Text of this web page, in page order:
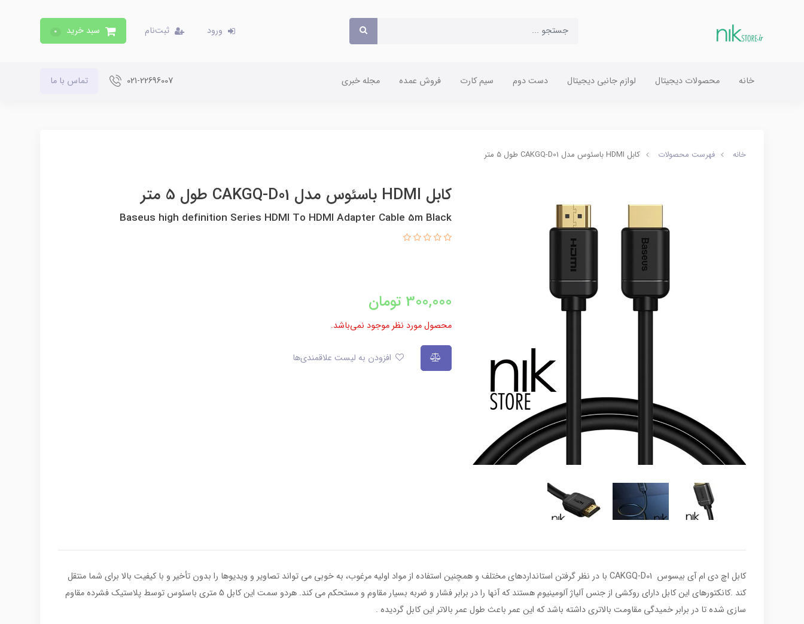
ورود ثبت‌نام سبد خرید 0
خانه محصولات دیجیتال لوازم جانبی دیجیتال دست دوم سیم کارت فروش عمده مجله خبری 021-22696007 تماس با ما
خانه فهرست محصولات کابل HDMI باسئوس مدل CAKGQ-D01 طول 5 متر
کابل HDMI باسئوس مدل CAKGQ-D01 طول 5 متر
Baseus high definition Series HDMI To HDMI Adapter Cable 5m Black
300,000 تومان
محصول مورد نظر موجود نمی‌باشد.
کابل اچ دی ام آی بیسوس CAKGQ-D01 با در نظر گرفتن استانداردهای مختلف و همچنین استفاده از مواد اولیه مرغوب، به خوبی می تواند تصاویر و ویدیوها را بدون تأخیر و با کیفیت بالا برای شما منتقل
کند .کانکتورهای این کابل دارای روکشی از جنس آلیاژ آلومینیوم هستند که آنها را در برابر فشار و ضربه بسیار مقاوم و مستحکم می کند. هردو سمت این کابل 5 متری باسئوس توسط پلاستیک فشرده مقاوم
سازی شده تا در برابر خمیدگی مقاومت بالاتری داشته باشد که این عمر باعث طول عمر بالاتر این کابل گردیده .